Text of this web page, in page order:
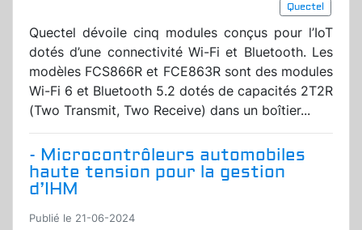
Quectel
Quectel dévoile cinq modules conçus pour l’IoT
dotés d’une connectivité Wi-Fi et Bluetooth. Les
modèles FCS866R et FCE863R sont des modules
Wi-Fi 6 et Bluetooth 5.2 dotés de capacités 2T2R
(Two Transmit, Two Receive) dans un boîtier...
- Microcontrôleurs automobiles
haute tension pour la gestion
d’IHM
Publié le 21-06-2024